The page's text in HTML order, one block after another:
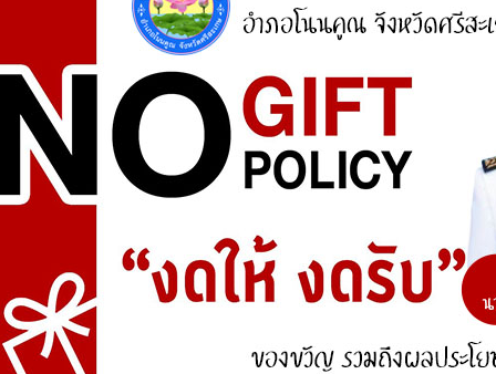
ศูนย์ร้องเรียน
สำนักงานคณะกรรมการป้องกันและปราบปรามการ
ทุจริตแห่งชาติ (ป.ป.ช.)
ทุจริตในภาครัฐ
การจัดการความรู้ (KM)